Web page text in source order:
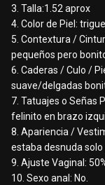
3. Talla:1.52 aprox
4. Color de Piel:
5. Contextura /
pequeños pero
6. Caderas / Culo /
suave/delgadas
7. Tatuajes o Señas
felinito en brazo
8. Apariencia /
estaba desnuda
9. Ajuste Vaginal:
10. Sexo anal: No.